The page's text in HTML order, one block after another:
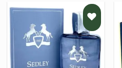
PRIDĖTI
Į NORŲ
SĄRAŠĄ